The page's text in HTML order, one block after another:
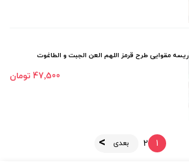
ریسه مقوایی طرح قرمز اللهم العن الجبت و الطاغوت
47٬500 تومان
1
2 بعدی